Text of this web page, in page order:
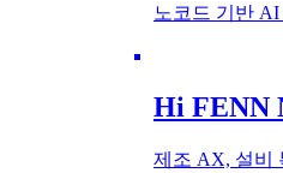
노코드 기반
Hi FENN
제조 AX, 설비